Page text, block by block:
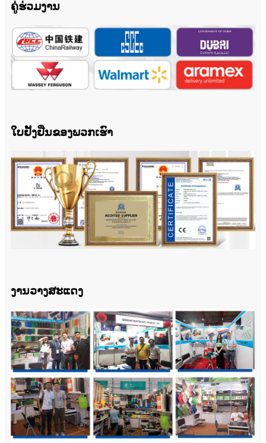
ຄູ່ຮ່ວມງານ
ໃບຢັ້ງຢືນຂອງພວກເຮົາ
ງານວາງສະແດງ